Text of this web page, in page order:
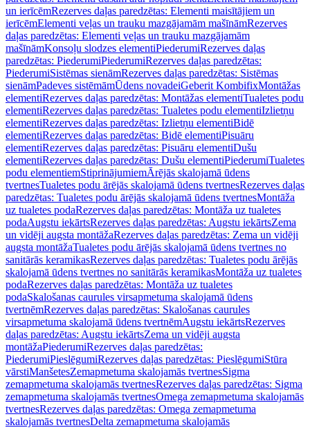
un ierīcēmRezerves daļas paredzētas: Elementi maisītājiem un
ierīcēmElementi veļas un trauku mazgājamām mašīnāmRezerves
daļas paredzētas: Elementi veļas un trauku mazgājamām
mašīnāmKonsoļu slodzes elementiPiederumiRezerves daļas
paredzētas: PiederumiPiederumiRezerves daļas paredzētas:
PiederumiSistēmas sienāmRezerves daļas paredzētas: Sistēmas
sienāmPadeves sistēmāmŪdens novadeiGeberit KombifixMontāžas
elementiRezerves daļas paredzētas: Montāžas elementiTualetes podu
elementiRezerves daļas paredzētas: Tualetes podu elementiIzlietņu
elementiRezerves daļas paredzētas: Izlietņu elementiBidē
elementiRezerves daļas paredzētas: Bidē elementiPisuāru
elementiRezerves daļas paredzētas: Pisuāru elementiDušu
elementiRezerves daļas paredzētas: Dušu elementiPiederumiTualetes
podu elementiemStiprinājumiemĀrējās skalojamā ūdens
tvertnesTualetes podu ārējās skalojamā ūdens tvertnesRezerves daļas
paredzētas: Tualetes podu ārējās skalojamā ūdens tvertnesMontāža
uz tualetes podaRezerves daļas paredzētas: Montāža uz tualetes
podaAugstu iekārtsRezerves daļas paredzētas: Augstu iekārtsZema
un vidēji augsta montāžaRezerves daļas paredzētas: Zema un vidēji
augsta montāžaTualetes podu ārējās skalojamā ūdens tvertnes no
sanitārās keramikasRezerves daļas paredzētas: Tualetes podu ārējās
skalojamā ūdens tvertnes no sanitārās keramikasMontāža uz tualetes
podaRezerves daļas paredzētas: Montāža uz tualetes
podaSkalošanas caurules virsapmetuma skalojamā ūdens
tvertnēmRezerves daļas paredzētas: Skalošanas caurules
virsapmetuma skalojamā ūdens tvertnēmAugstu iekārtsRezerves
daļas paredzētas: Augstu iekārtsZema un vidēji augsta
montāžaPiederumiRezerves daļas paredzētas:
PiederumiPieslēgumiRezerves daļas paredzētas: PieslēgumiStūra
vārstiManšetesZemapmetuma skalojamās tvertnesSigma
zemapmetuma skalojamās tvertnesRezerves daļas paredzētas: Sigma
zemapmetuma skalojamās tvertnesOmega zemapmetuma skalojamās
tvertnesRezerves daļas paredzētas: Omega zemapmetuma
skalojamās tvertnesDelta zemapmetuma skalojamās